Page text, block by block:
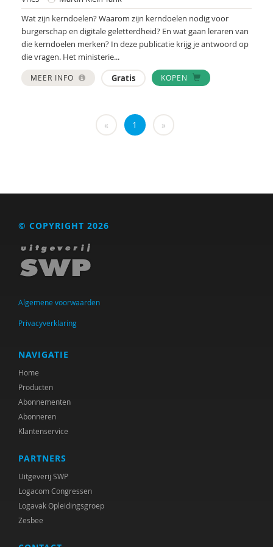
Mariëlle Bruning
Marije L. Verhage
McKeique
Sardes
Sonja
Voorst van Beest, M. van
René . Spitz
Daniël . Stuit
René .C. Hoksbergen
Erna ‘t Hart
Judith ’t Gilde
Jeugdautoriteit (JA)
Stephen A. Anderson
Ralph A. Brown
Wilna A.J. Meijer
Wat zijn kerndoelen? Waarom zijn kerndoelen nodig voor
burgerschap en digitale geletterdheid? En wat gaan leraren van
die kerndoelen merken? In deze publicatie krijg je antwoord op
die vragen. Het ministerie...
MEER INFO Gratis KOPEN
« 1 »
© COPYRIGHT 2026
Algemene voorwaarden
Privacyverklaring
NAVIGATIE
Home
Producten
Abonnementen
Abonneren
Klantenservice
PARTNERS
Uitgeverij SWP
Logacom Congressen
Logavak Opleidingsgroep
Zesbee